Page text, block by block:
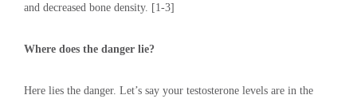
and decreased bone density. [1-3]
Where does the danger lie?
Here lies the danger. Let’s say your testosterone levels are in the